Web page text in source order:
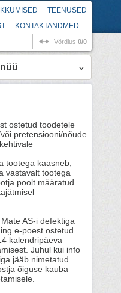
TEENUSED
KONTAKTANDMED
Võrdlus 0/0
ostetud toodetele
pretensiooni/nõude
tootega kaasneb,
vastavalt tootega
poolt määratud
AS-i defektiga
e-poest ostetud
kalendripäeva
Juhul kui info
jääb nimetatud
õiguse kauba